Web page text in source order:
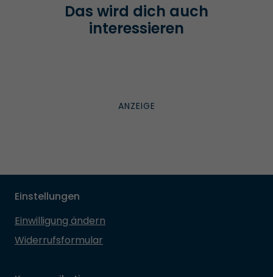
Das wird dich auch
interessieren
Einstellungen
Einwilligung ändern
Widerrufsformular